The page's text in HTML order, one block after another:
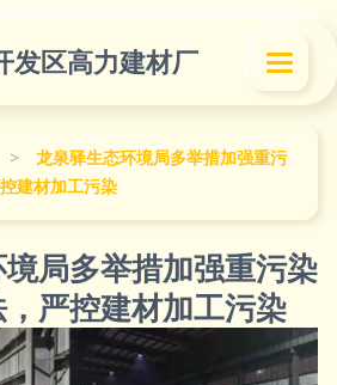
发区高力建材厂
>
龙泉驿生态环境局多举措加强重污
建材加工污染
局多举措加强重污染
严控建材加工污染